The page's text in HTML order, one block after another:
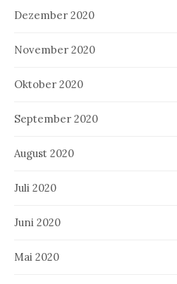
Dezember 2020
November 2020
Oktober 2020
September 2020
August 2020
Juli 2020
Juni 2020
Mai 2020